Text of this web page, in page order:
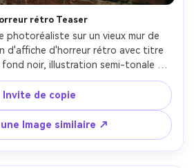
rétro Teaser
photoréaliste sur un vieux mur de
d'affiche d'horreur rétro avec titre
fond noir, illustration semi-tonale
de papier vieilli, zone classique
bordure épaisse, texture
réaliste, éclairage de tungstène
GFX 50S II, 45mm, f/2.8- -ar 4:5
Invite de copie
Image similaire ↗